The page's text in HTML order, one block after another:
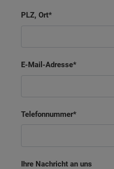
PLZ, Ort
E-Mail-Adresse
Telefonnummer
Ihre Nachricht an uns